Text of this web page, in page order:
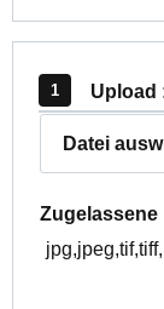
Upload
Datei
Zugelassene